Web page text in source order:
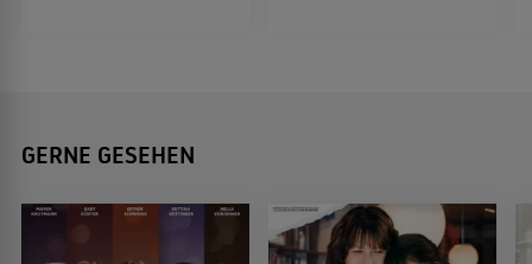
GERNE GESEHEN